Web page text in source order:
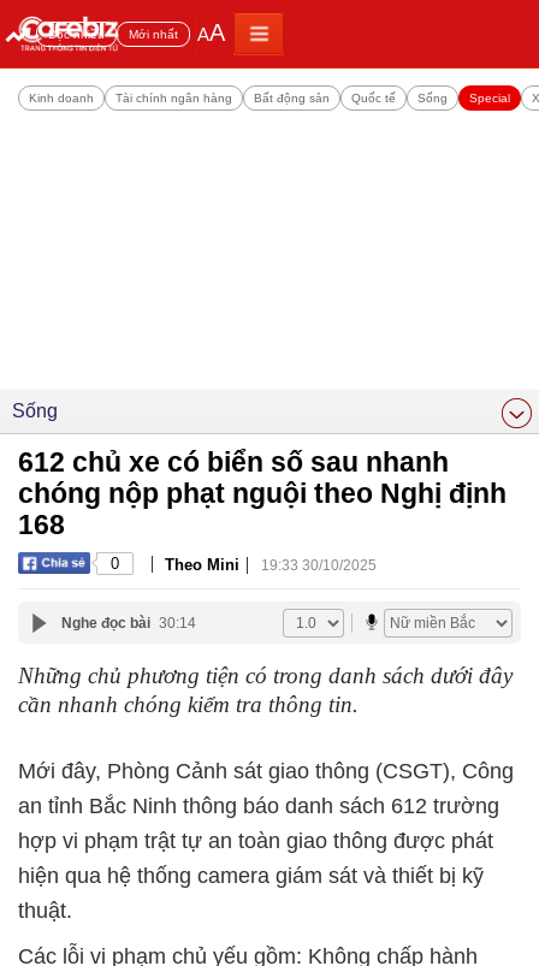
Đọc nhiều Mới nhất AA
Kinh doanh Tài chính ngân hàng Bất động sản Quốc tế Sống Special
Sống
612 chủ xe có biển số sau nhanh
chóng nộp phạt nguội theo Nghị định
168
0 | Theo Mini | 19:33 30/10/2025
Nghe đọc bài 30:14
Những chủ phương tiện có trong danh sách dưới đây
cần nhanh chóng kiểm tra thông tin.
Mới đây, Phòng Cảnh sát giao thông (CSGT), Công
an tỉnh Bắc Ninh thông báo danh sách 612 trường
hợp vi phạm trật tự an toàn giao thông được phát
hiện qua hệ thống camera giám sát và thiết bị kỹ
thuật.
Các lỗi vi phạm chủ yếu gồm: Không chấp hành